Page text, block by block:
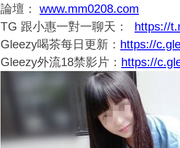
論壇： www.mm0208.com
TG 跟小惠一對一聊天： https://
Gleezy喝茶每日更新： https://
Gleezy外流18禁影片： https://